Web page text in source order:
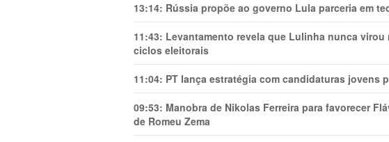
13:14: Rússia propõe ao governo Lula parceria em
11:43: Levantamento revela que Lulinha nunca
ciclos eleitorais
11:04: PT lança estratégia com candidaturas jovens
09:53: Manobra de Nikolas Ferreira para favorecer
de Romeu Zema